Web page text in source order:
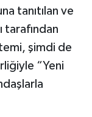
tanıtılan ve
tarafından
şimdi de
“Yeni